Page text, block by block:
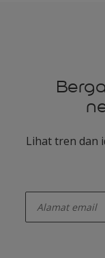
Lihat tren dan